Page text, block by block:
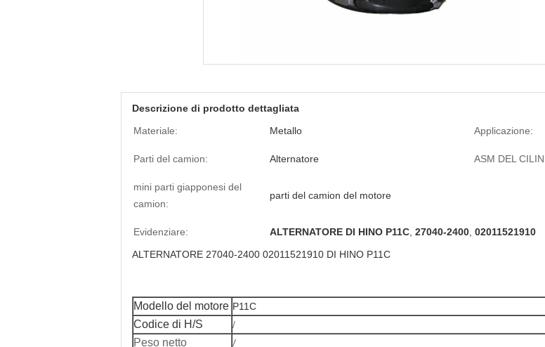
Descrizione di prodotto dettagliata
Materiale:
Metallo Applicazione:
Parti del camion: Alternatore ASM DEL
mini parti giapponesi del
camion:
parti del camion del motore
Evidenziare: ALTERNATORE DI HINO P11C 27040-2400 02011521910
ALTERNATORE 27040-2400 02011521910 DI HINO P11C
Modello del motore P11C
Codice di H/S /
Peso netto /